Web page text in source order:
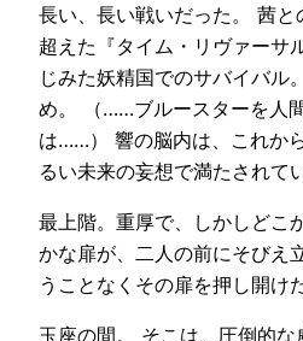
長い、長い戦いだった。 茜
超えた『タイム・リヴァーサ
じみた妖精国でのサバイバル
め。 （……ブルースターを人
は……） 響の脳内は、これか
るい未来の妄想で満たされて
最上階。重厚で、しかしどこ
かな扉が、二人の前にそびえ
うことなくその扉を押し開けた
玉座の間。 そこは、圧倒的